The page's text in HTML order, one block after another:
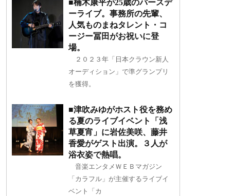
■楠木康平が25歳のバースデ
ーライブ。事務所の先輩、
人気ものまねタレント・コ
ージー冨田がお祝いに登
場。
２０２３年「日本クラウン新人
オーディション」で準グランプリ
を獲得。
■津吹みゆがホスト役を務め
る夏のライブイベント「浅
草夏宵」に岩佐美咲、藤井
香愛がゲスト出演。３人が
浴衣姿で熱唱。
音楽エンタメＷＥＢマガジン
「カラフル」が主催するライブイ
ベント「カ